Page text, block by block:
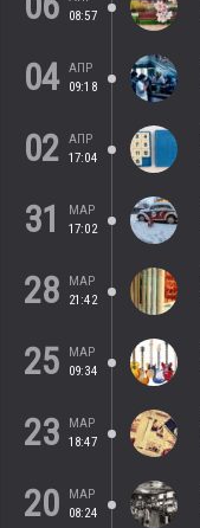
08:57
04 АПР
09:18
02
АПР
17:04
31
МАР
17:02
28
МАР
21:42
25
МАР
09:34
23
МАР
18:47
20
МАР
08:24